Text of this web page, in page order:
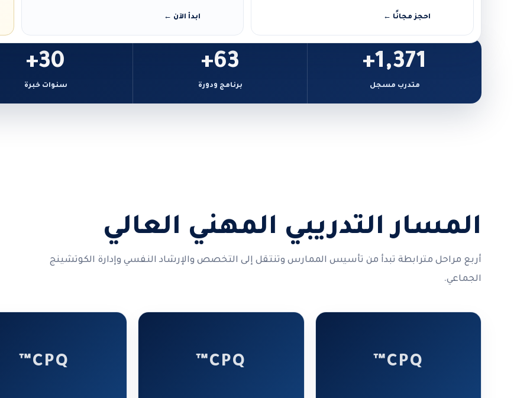
احجز مجانًا ← ابدأ الآن ←
1,371+
متدرب مسجل
63+
برنامج ودورة
30+
سنوات خبرة
المسار التدريبي المهني العالي
أربع مراحل مترابطة تبدأ من تأسيس الممارس وتنتقل إلى التخصص والإرشاد النفسي وإدارة الكوتشينج
الجماعي.
CPQ™
CPQ™
CPQ™